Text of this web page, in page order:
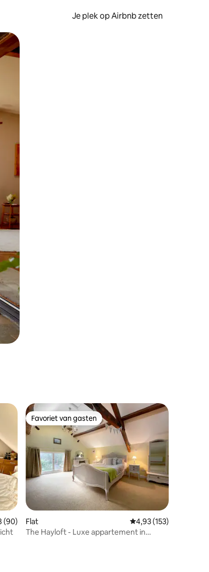
Je plek op Airbnb zetten
beoordeling van 4,98 op 5, 90 recensies
(90)
Favoriet van gasten
Favoriet van gasten
Flat Gemiddelde
4,93 (153)
The Hayloft - Luxe appartement in